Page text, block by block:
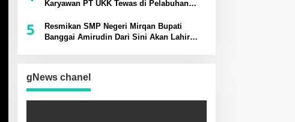
Karyawan PT UKK Tewas di Pelabuhan
5
Resmikan SMP Negeri Mirqan Bupati
Banggai Amirudin Dari Sini Akan Lahir
gNews chanel